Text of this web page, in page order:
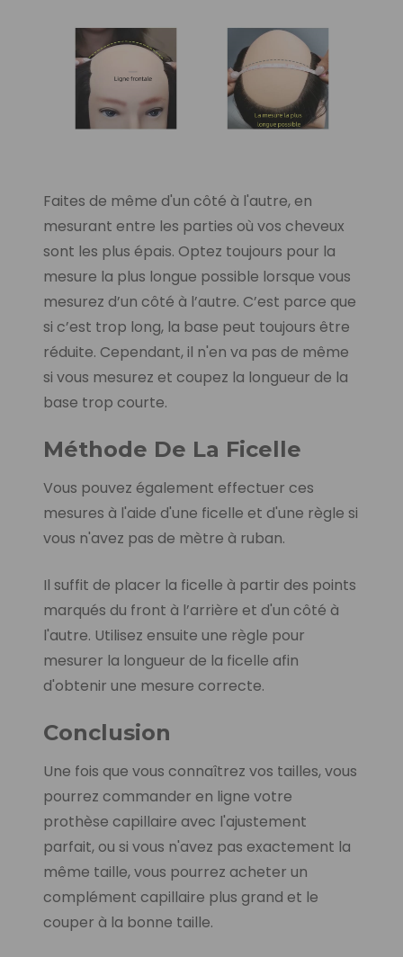
Faites de même d'un côté à l'autre, en
mesurant entre les parties où vos cheveux
sont les plus épais. Optez toujours pour la
mesure la plus longue possible lorsque vous
mesurez d’un côté à l’autre. C’est parce que
si c’est trop long, la base peut toujours être
réduite. Cependant, il n'en va pas de même
si vous mesurez et coupez la longueur de la
base trop courte.
Méthode De La Ficelle
Vous pouvez également effectuer ces
mesures à l'aide d'une ficelle et d'une règle si
vous n'avez pas de mètre à ruban.
Il suffit de placer la ficelle à partir des points
marqués du front à l’arrière et d'un côté à
l'autre. Utilisez ensuite une règle pour
mesurer la longueur de la ficelle afin
d'obtenir une mesure correcte.
Conclusion
Une fois que vous connaîtrez vos tailles, vous
pourrez commander en ligne votre
prothèse capillaire avec l'ajustement
parfait, ou si vous n'avez pas exactement la
même taille, vous pourrez acheter un
complément capillaire plus grand et le
couper à la bonne taille.